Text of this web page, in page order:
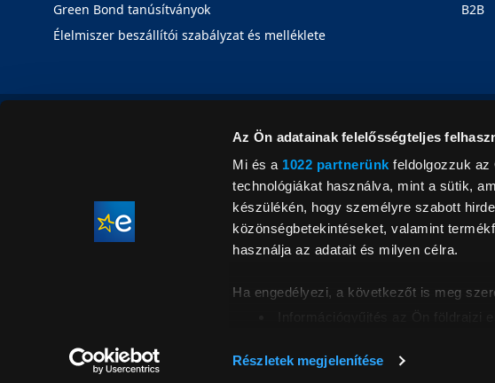
Az Ön adatainak felelősségteljes
Mi és a 1022 partnerünk feldolgozzuk az
technológiákat használva, mint a sütik,
készülékén, hogy személyre szabott
közönségbetekintéseket, valamint
használja az adatait és milyen célra.
Ha engedélyezi, a következőt is meg
ellenőrzésével
Részletek megjelenítése
Green Bond tanúsítványok
Élelmiszer beszállítói szabályzat és melléklete
B2B
© 2026.
feltüntetett árak, képek leírások